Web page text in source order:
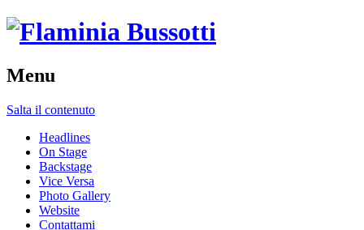
Menu
Salta il contenuto
Headlines
On Stage
Backstage
Vice Versa
Photo Gallery
Website
Contattami